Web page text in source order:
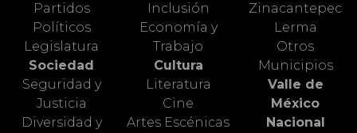
Partidos
Políticos
Legislatura
Sociedad
Seguridad y
Justicia
Diversidad y
Inclusión
Economía y
Trabajo
Cultura
Literatura
Cine
Artes Escénicas
Zinacantepec
Lerma
Otros
Municipios
Valle de
México
Nacional